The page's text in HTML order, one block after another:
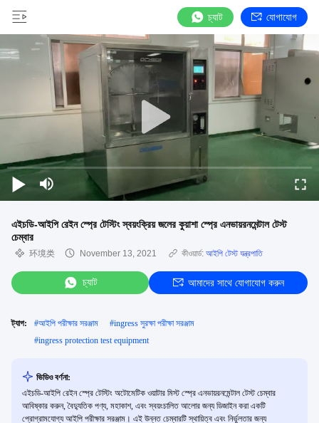
চ্যাট যোগাযোগ
এইচডি-আইপি রেইন স্প্রে টেস্টিং স্বয়ংক্রিয় জলের কুয়াশা স্প্রে এনভায়রনমেন্টাল টেস্ট
চেম্বার
环境类 November 13, 2021 কীওয়ার্ড: আইপি টেস্ট যন্ত্রপাতি
চ্যাট আমাদের সাথে যোগাযোগ করুন
ট্যাগ: #আইপি পরীক্ষার সরঞ্জাম #ingress সুরক্ষা পরীক্ষা সরঞ্জাম
#ingress protection test equipment
ভিডিও বর্ণনা:
এইচডি-আইপি রেইন স্প্রে টেস্টিং অটোমেটিক ওয়াটার মিস্ট স্প্রে এনভায়রনমেন্টাল টেস্ট চেম্বার
আবিষ্কার করুন, বৈদ্যুতিক পণ্য, মহাকাশ, এবং স্বয়ংচালিত আলোর জন্য ডিজাইন করা একটি
প্রোগ্রামযোগ্য আইপি পরীক্ষার সরঞ্জাম। এই উন্নত চেম্বারটি স্থায়িত্ব এবং নির্ভুলতার জন্য